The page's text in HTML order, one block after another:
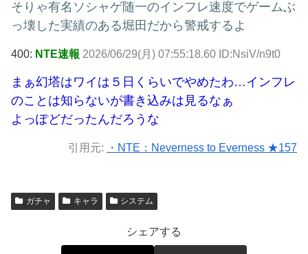
そりゃ有名ソシャゲ随一のインフレ速度でゲームぶ
っ壊した実績のある堀田だから警戒するよ
400: NTE速報 2026/06/29(月) 07:55:18.60 ID:NsiV/n9t0
まぁ幻塔はワイは５日くらいでやめたわ…インフレ
のことは知らないが書き込みは見るなぁ
よっぽどだったんだろうな
引用元: ・NTE：Neverness to Everness ★157
ガチャ キャラ システム
シェアする